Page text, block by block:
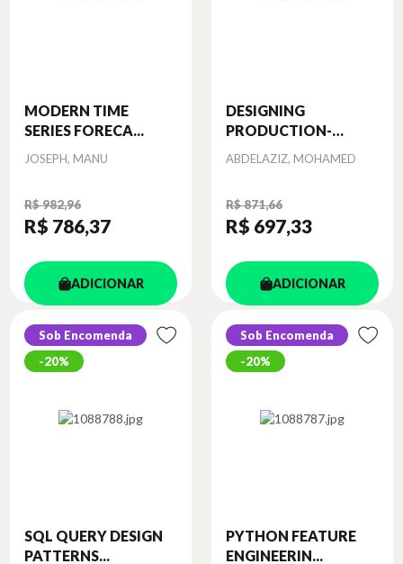
MODERN TIME
SERIES FORECA...
Autor
JOSEPH, MANU
R$ 982,96
R$ 786,37
ADICIONAR
DESIGNING
PRODUCTION-
GRAD...
Autor
ABDELAZIZ, MOHAMED
R$ 871,66
R$ 697,33
ADICIONAR
Sob Encomenda
20%
SQL QUERY DESIGN
PATTERNS...
Sob Encomenda
20%
PYTHON FEATURE
ENGINEERIN...